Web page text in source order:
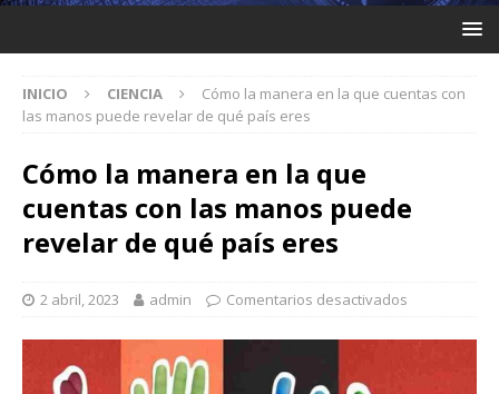
INICIO CIENCIA
Cómo la manera en la que cuentas con
las manos puede revelar de qué país eres
Cómo la manera en la que
cuentas con las manos puede
revelar de qué país eres
2 abril, 2023 admin Comentarios desactivados